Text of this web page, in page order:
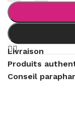
Livraison
Produits
Conseil